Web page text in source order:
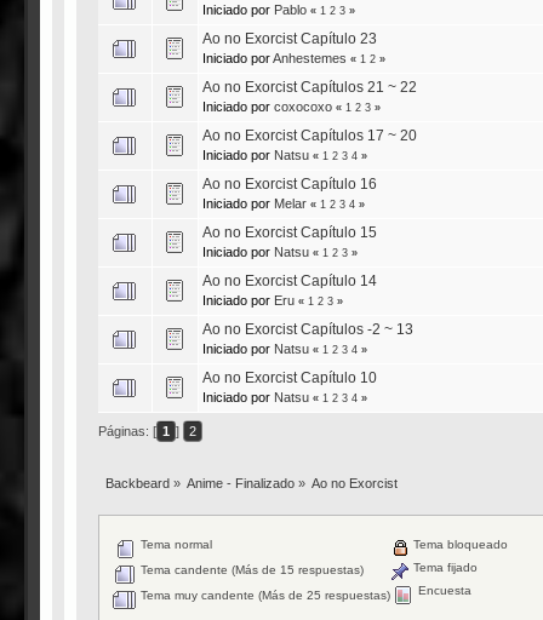
Iniciado por Pablo « 1 2 3»
Ao no Exorcist Capítulo 23
Iniciado porAnhestemes « 1 2»
Ao no Exorcist Capítulos 21 ~ 22
Iniciado por coxocoxo « 1 2 3»
Ao no Exorcist Capítulos 17 ~ 20
Iniciado por Natsu « 1 2 3 4»
Ao no Exorcist Capítulo 16
Iniciado por Melar « 1 2 3 4»
Ao no Exorcist Capítulo 15
Iniciado por Natsu « 1 2 3»
Ao no Exorcist Capítulo 14
Iniciado por Eru « 1 2 3»
Ao no Exorcist Capítulos -2 ~ 13
Iniciado por Natsu « 1 2 3 4»
Ao no Exorcist Capítulo 10
Iniciado por Natsu « 1 2 3 4»
Páginas: [ 1 ] 2
Backbeard» Anime - Finalizado » Ao no Exorcist
Tema normal
Tema candente (Más de 15 respuestas)
Tema muy candente (Más de 25 respuestas)
Tema bloqueado
Tema fijado
Encuesta